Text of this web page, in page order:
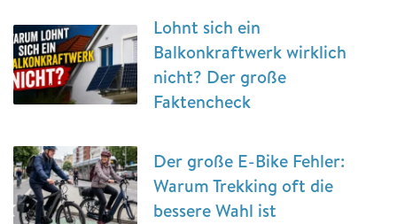
Lohnt sich ein
Balkonkraftwerk wirklich
nicht? Der große
Faktencheck
Der große E-Bike Fehler:
Warum Trekking oft die
bessere Wahl ist